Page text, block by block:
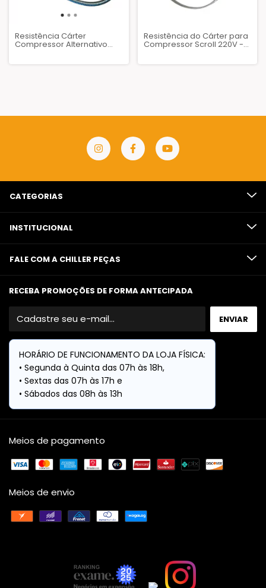
Resistência Cárter
Compressor Alternativo
Tipo."L" 125W 110V
Resistência do Cárter para
Compressor Scroll 220V -
100W
CATEGORIAS
INSTITUCIONAL
FALE COM A CHILLER PEÇAS
RECEBA PROMOÇÕES DE FORMA ANTECIPADA
Meios de pagamento
Meios de envio